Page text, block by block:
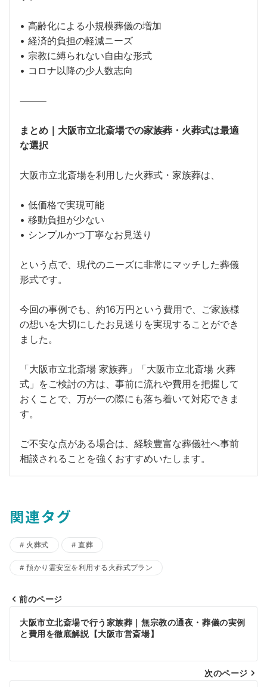
• 高齢化による小規模葬儀の増加
• 経済的負担の軽減ニーズ
• 宗教に縛られない自由な形式
• コロナ以降の少人数志向
⸻
まとめ｜大阪市立北斎場での家族葬・火葬式は最適
な選択
大阪市立北斎場を利用した火葬式・家族葬は、
• 低価格で実現可能
• 移動負担が少ない
• シンプルかつ丁寧なお見送り
という点で、現代のニーズに非常にマッチした葬儀
形式です。
今回の事例でも、約16万円という費用で、ご家族様
の想いを大切にしたお見送りを実現することができ
ました。
「大阪市立北斎場 家族葬」「大阪市立北斎場 火葬
式」をご検討の方は、事前に流れや費用を把握して
おくことで、万が一の際にも落ち着いて対応できま
す。
ご不安な点がある場合は、経験豊富な葬儀社へ事前
相談されることを強くおすすめいたします。
関連タグ
火葬式 直葬
預かり霊安室を利用する火葬式プラン
投
稿
ナ
ビ
前のページ
大阪市立北斎場で行う家族葬｜無宗教の通夜・葬儀の実例
と費用を徹底解説【大阪市営斎場】
次のページ